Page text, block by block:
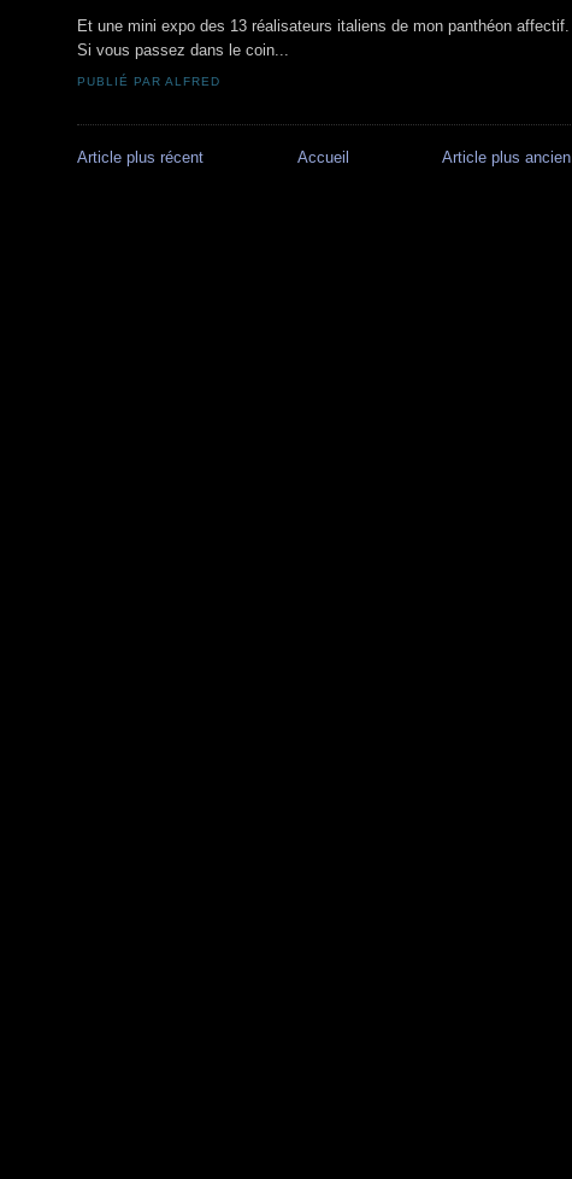
Et une mini expo des 13 réalisateurs italiens de mon panthéon affectif.
Si vous passez dans le coin...
PUBLIÉ PARALFRED
Article plus récent Article plus ancien
Accueil